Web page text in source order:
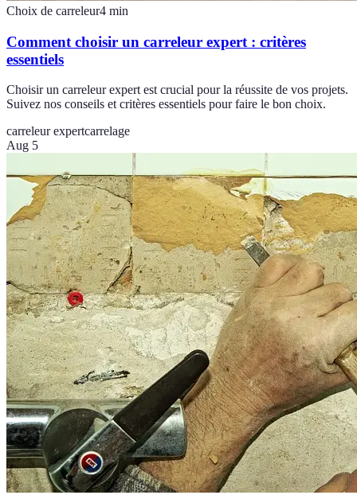
Choix de carreleur4 min
Comment choisir un carreleur expert : critères
essentiels
Choisir un carreleur expert est crucial pour la réussite de vos projets.
Suivez nos conseils et critères essentiels pour faire le bon choix.
carreleur expertcarrelage
Aug 5